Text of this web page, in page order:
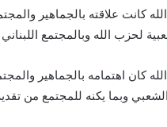
كانت علاقته بالجماهير
لحزب الله وبالمجتمع
كان اهتمامه بالجماهير
الشعبي وبما يكنه للمجتمع من